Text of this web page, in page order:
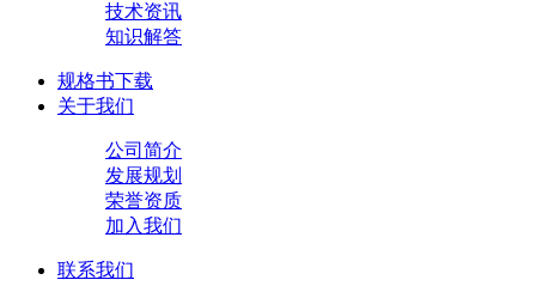
技术资讯
知识解答
规格书下载
关于我们
公司简介
发展规划
荣誉资质
加入我们
联系我们